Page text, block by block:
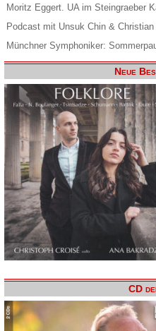
Moritz Eggert. UA im Steingraeber
Podcast mit Unsuk Chin &
Münchner Symphoniker:
Neue
CD